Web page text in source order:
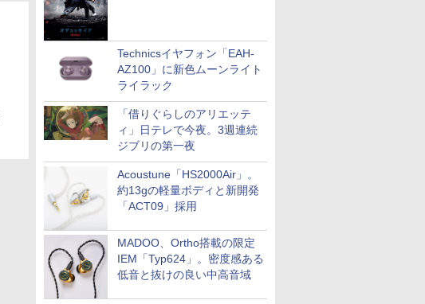
Technicsイヤフォン「EAH-
AZ100」に新色ムーンライト
ライラック
「借りぐらしのアリエッテ
ィ」日テレで今夜。3週連続
ジブリの第一夜
Acoustune「HS2000Air」。
約13gの軽量ボディと新開発
「ACT09」採用
MADOO、Ortho搭載の限定
IEM「Typ624」。密度感ある
低音と抜けの良い中高音域